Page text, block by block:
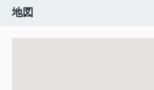
地図